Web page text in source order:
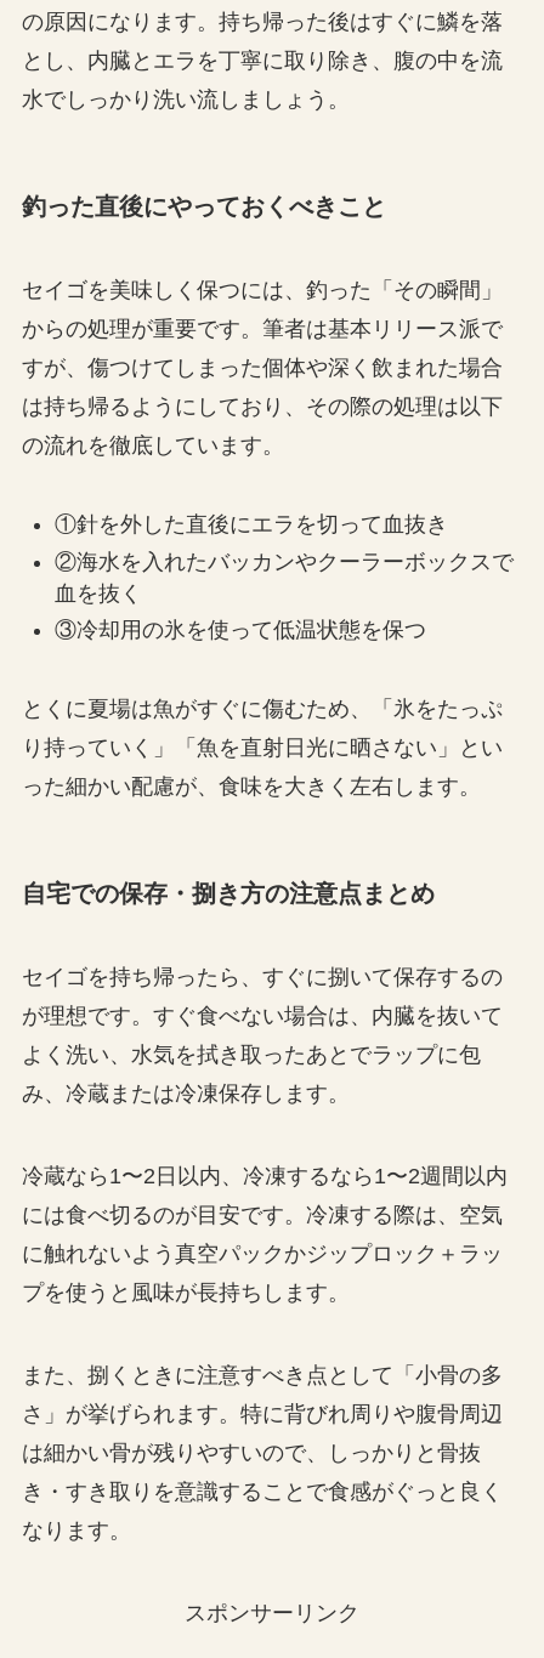
の原因になります。持ち帰った後はすぐに鱗を落
とし、内臓とエラを丁寧に取り除き、腹の中を流
水でしっかり洗い流しましょう。
釣った直後にやっておくべきこと
セイゴを美味しく保つには、釣った「その瞬間」
からの処理が重要です。筆者は基本リリース派で
すが、傷つけてしまった個体や深く飲まれた場合
は持ち帰るようにしており、その際の処理は以下
の流れを徹底しています。
①針を外した直後にエラを切って血抜き
②海水を入れたバッカンやクーラーボックスで
血を抜く
③冷却用の氷を使って低温状態を保つ
とくに夏場は魚がすぐに傷むため、「氷をたっぷ
り持っていく」「魚を直射日光に晒さない」とい
った細かい配慮が、食味を大きく左右します。
自宅での保存・捌き方の注意点まとめ
セイゴを持ち帰ったら、すぐに捌いて保存するの
が理想です。すぐ食べない場合は、内臓を抜いて
よく洗い、水気を拭き取ったあとでラップに包
み、冷蔵または冷凍保存します。
冷蔵なら1〜2日以内、冷凍するなら1〜2週間以内
には食べ切るのが目安です。冷凍する際は、空気
に触れないよう真空パックかジップロック＋ラッ
プを使うと風味が長持ちします。
また、捌くときに注意すべき点として「小骨の多
さ」が挙げられます。特に背びれ周りや腹骨周辺
は細かい骨が残りやすいので、しっかりと骨抜
き・すき取りを意識することで食感がぐっと良く
なります。
スポンサーリンク